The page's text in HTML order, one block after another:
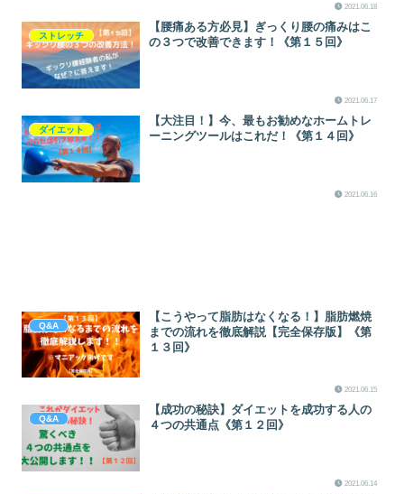
2021.06.18
ストレッチ
【腰痛ある方必見】ぎっくり腰の痛みはこ
の３つで改善できます！《第１５回》
2021.06.17
ダイエット
【大注目！】今、最もお勧めなホームトレ
ーニングツールはこれだ！《第１４回》
2021.06.16
Q&A
【こうやって脂肪はなくなる！】脂肪燃焼
までの流れを徹底解説【完全保存版】《第
１３回》
2021.06.15
Q&A
【成功の秘訣】ダイエットを成功する人の
４つの共通点《第１２回》
2021.06.14